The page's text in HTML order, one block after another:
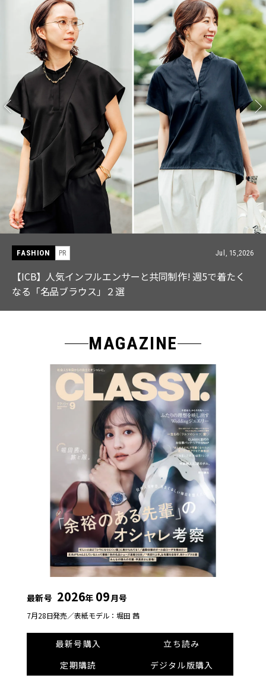
FASHION PR Jul, 15,2026
【ICB】人気インフルエンサーと共同制作! 週5で着たく
なる「名品ブラウス」２選
MAGAZINE
最新号 2026年 09月号
7月28日発売／表紙モデル：堀田 茜
最新号購入
立ち読み
定期購読
デジタル版購入